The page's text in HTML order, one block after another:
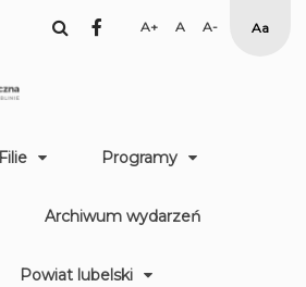
facebook
Set Set
Smaller
High
Filie Programy
Archiwum wydarzeń
Powiat lubelski